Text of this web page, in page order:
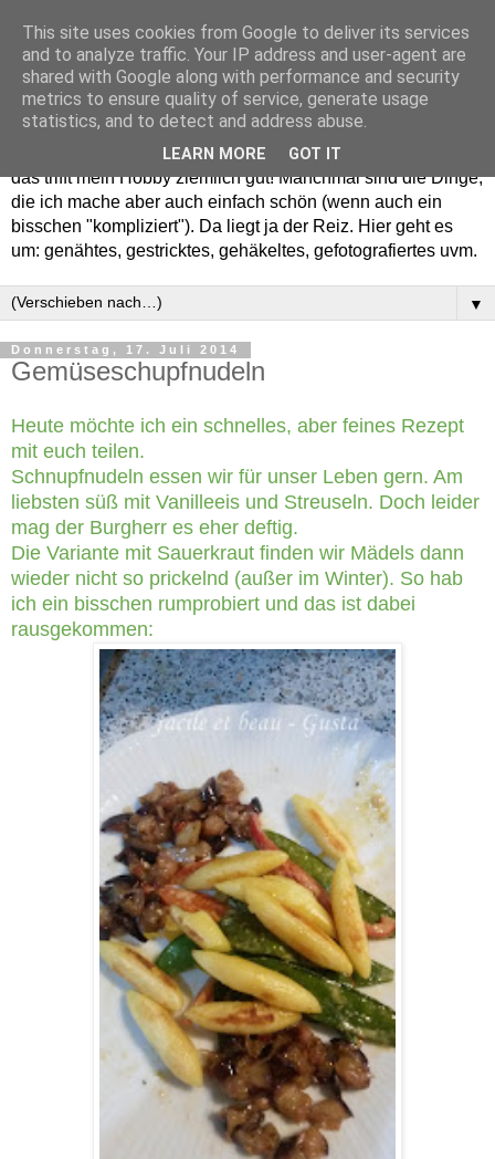
Willkommen in meinem "Wohnzimmer". Einfach und schön -
das trifft mein Hobby ziemlich gut! Manchmal sind die Dinge,
die ich mache aber auch einfach schön (wenn auch ein
bisschen "kompliziert"). Da liegt ja der Reiz. Hier geht es
um: genähtes, gestricktes, gehäkeltes, gefotografiertes uvm.
▼
Donnerstag, 17. Juli 2014
Gemüseschupfnudeln
Heute möchte ich ein schnelles, aber feines Rezept
mit euch teilen.
Schnupfnudeln essen wir für unser Leben gern. Am
liebsten süß mit Vanilleeis und Streuseln. Doch leider
mag der Burgherr es eher deftig.
Die Variante mit Sauerkraut finden wir Mädels dann
wieder nicht so prickelnd (außer im Winter). So hab
ich ein bisschen rumprobiert und das ist dabei
rausgekommen:
This site uses cookies from Google to deliver its services
and to analyze traffic. Your IP address and user-agent are
shared with Google along with performance and security
metrics to ensure quality of service, generate usage
statistics, and to detect and address abuse.
LEARN MORE GOT IT